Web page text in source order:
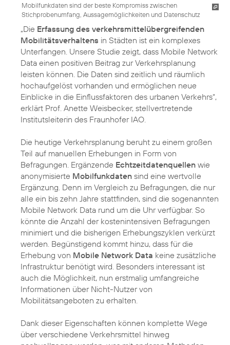
Mobilfunkdaten sind der beste Kompromiss zwischen
Stichprobenumfang, Aussagemöglichkeiten und Datenschutz
„Die Erfassung des verkehrsmittelübergreifenden
Mobilitätsverhaltens in Städten ist ein komplexes
Unterfangen. Unsere Studie zeigt, dass Mobile Network
Data einen positiven Beitrag zur Verkehrsplanung
leisten können. Die Daten sind zeitlich und räumlich
hochaufgelöst vorhanden und ermöglichen neue
Einblicke in die Einflussfaktoren des urbanen Verkehrs“,
erklärt Prof. Anette Weisbecker, stellvertretende
Institutsleiterin des Fraunhofer IAO.
Die heutige Verkehrsplanung beruht zu einem großen
Teil auf manuellen Erhebungen in Form von
Befragungen. Ergänzende Echtzeitdatenquellen wie
anonymisierte Mobilfunkdaten sind eine wertvolle
Ergänzung. Denn im Vergleich zu Befragungen, die nur
alle ein bis zehn Jahre stattfinden, sind die sogenannten
Mobile Network Data rund um die Uhr verfügbar. So
könnte die Anzahl der kostenintensiven Befragungen
minimiert und die bisherigen Erhebungszyklen verkürzt
werden. Begünstigend kommt hinzu, dass für die
Erhebung von Mobile Network Data keine zusätzliche
Infrastruktur benötigt wird. Besonders interessant ist
auch die Möglichkeit, nun erstmalig umfangreiche
Informationen über Nicht-Nutzer von
Mobilitätsangeboten zu erhalten.
Dank dieser Eigenschaften können komplette Wege
über verschiedene Verkehrsmittel hinweg